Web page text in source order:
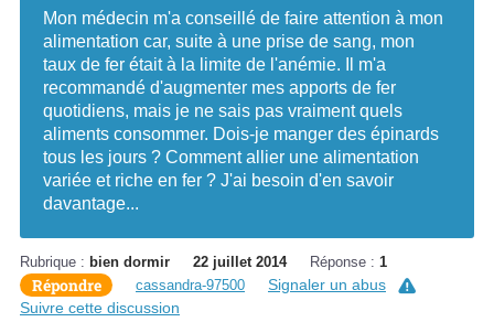
Mon médecin m'a conseillé de faire attention à mon
alimentation car, suite à une prise de sang, mon
taux de fer était à la limite de l'anémie. Il m'a
recommandé d'augmenter mes apports de fer
quotidiens, mais je ne sais pas vraiment quels
aliments consommer. Dois-je manger des épinards
tous les jours ? Comment allier une alimentation
variée et riche en fer ? J'ai besoin d'en savoir
davantage...
Rubrique : bien dormir 22 juillet 2014 Réponse : 1
Répondre cassandra-97500
Signaler un abus
Suivre cette discussion